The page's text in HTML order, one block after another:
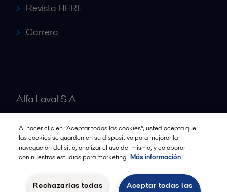
Revista HERE
Carrera
Alfa Laval S A
Nuestras oficinas
Términos y condiciones legales
Política de Privacidad
Al hacer clic en “Aceptar todas las cookies”, usted acepta que
las cookies se guarden en su dispositivo para mejorar la
navegación del sitio, analizar el uso del mismo, y colaborar
con nuestros estudios para marketing. Más información
Aceptar todas las
Rechazarlas todas